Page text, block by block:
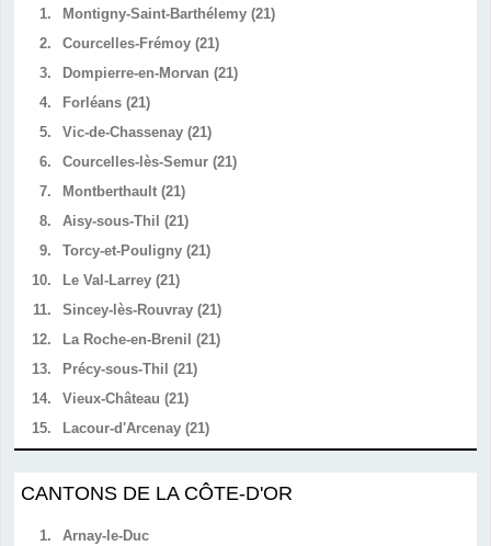
1.
Montigny-Saint-Barthélemy (21)
2.
Courcelles-Frémoy (21)
3.
Dompierre-en-Morvan (21)
4.
Forléans (21)
5.
Vic-de-Chassenay (21)
6.
Courcelles-lès-Semur (21)
7.
Montberthault (21)
8.
Aisy-sous-Thil (21)
9.
Torcy-et-Pouligny (21)
10.
Le Val-Larrey (21)
11.
Sincey-lès-Rouvray (21)
12.
La Roche-en-Brenil (21)
13.
Précy-sous-Thil (21)
14.
Vieux-Château (21)
15.
Lacour-d'Arcenay (21)
CANTONS DE LA CÔTE-D'OR
1. Arnay-le-Duc